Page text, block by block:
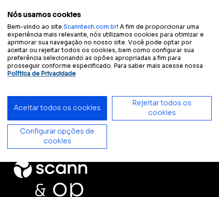
accesible:
InícioSolucionesProveedoresScann&OP
Nós usamos cookies
Bem-vindo ao site Scanntech.com.br! A fim de proporcionar uma
experiência mais relevante, nós utilizamos cookies para otimizar e
aprimorar sua navegação no nosso site. Você pode optar por
aceitar ou rejeitar todos os cookies, bem como configurar sua
preferência selecionando as opões apropriadas a fim para
prosseguir conforme especificado. Para saber mais acesse nossa
Política de Privacidade
Aceitar todos os cookies
Rejeitar todos os
cookies
Configurar opções de
cookies